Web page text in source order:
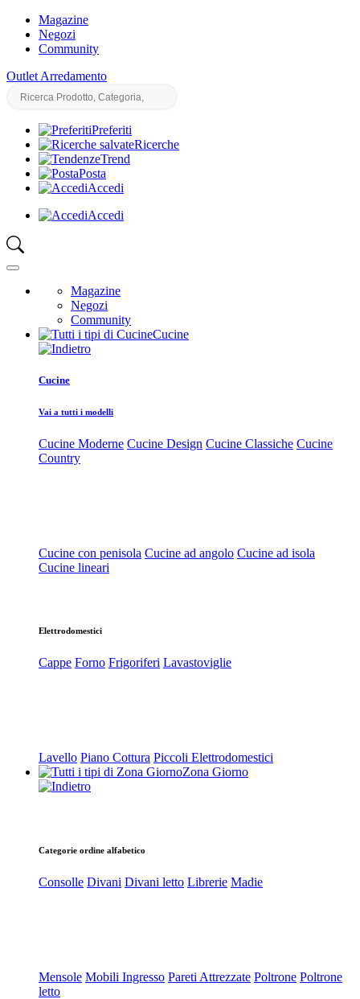
Magazine
Negozi
Community
Outlet Arredamento
Preferiti
Ricerche
Trend
Posta
Accedi
Accedi
Magazine
Negozi
Community
Cucine
Cucine
Vai a tutti i modelli
Cucine Moderne Cucine Design Cucine Classiche Cucine
Country
Cucine con penisola Cucine ad angolo Cucine ad isola
Cucine lineari
Elettrodomestici
Cappe Forno Frigoriferi Lavastoviglie
Lavello Piano Cottura Piccoli Elettrodomestici
Zona Giorno
Categorie ordine alfabetico
Consolle Divani Divani letto Librerie Madie
Mensole Mobili Ingresso Pareti Attrezzate Poltrone Poltrone
letto